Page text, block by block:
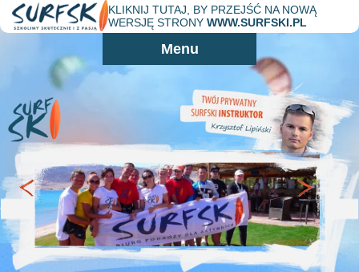
KLIKNIJ TUTAJ, BY PRZEJŚĆ NA NOWĄ
WERSJĘ STRONY WWW.SURFSKI.PL
Menu